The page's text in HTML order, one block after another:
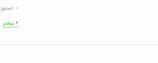
+ بیشتر